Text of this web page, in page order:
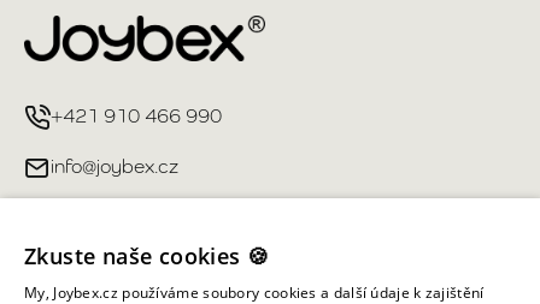
+421 910 466 990
info@joybex.cz
Můj účet
Zkuste naše cookies 🍪
My, Joybex.cz používáme soubory cookies a další údaje k zajištění